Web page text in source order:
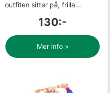
outfiten sitter på, frilla...
130:-
Mer info »